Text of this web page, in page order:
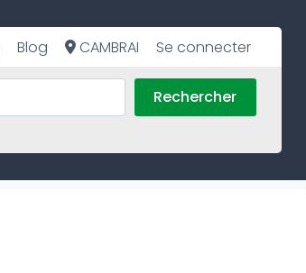
Blog CAMBRAI Se connecter
Rechercher